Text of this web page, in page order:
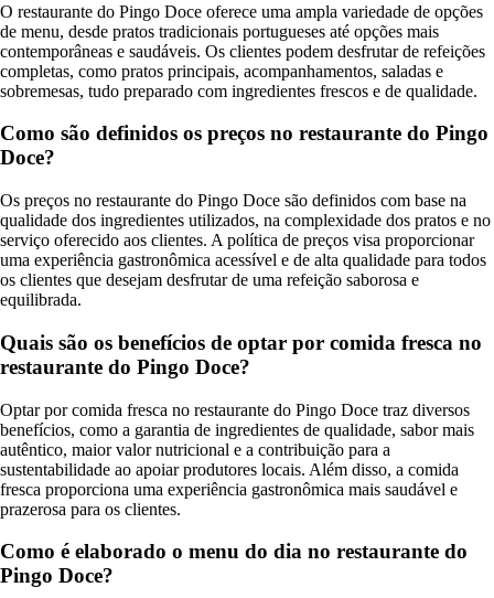
O restaurante do Pingo Doce oferece uma ampla variedade de opções
de menu, desde pratos tradicionais portugueses até opções mais
contemporâneas e saudáveis. Os clientes podem desfrutar de refeições
completas, como pratos principais, acompanhamentos, saladas e
sobremesas, tudo preparado com ingredientes frescos e de qualidade.
Como são definidos os preços no restaurante do Pingo
Doce?
Os preços no restaurante do Pingo Doce são definidos com base na
qualidade dos ingredientes utilizados, na complexidade dos pratos e no
serviço oferecido aos clientes. A política de preços visa proporcionar
uma experiência gastronômica acessível e de alta qualidade para todos
os clientes que desejam desfrutar de uma refeição saborosa e
equilibrada.
Quais são os benefícios de optar por comida fresca no
restaurante do Pingo Doce?
Optar por comida fresca no restaurante do Pingo Doce traz diversos
benefícios, como a garantia de ingredientes de qualidade, sabor mais
autêntico, maior valor nutricional e a contribuição para a
sustentabilidade ao apoiar produtores locais. Além disso, a comida
fresca proporciona uma experiência gastronômica mais saudável e
prazerosa para os clientes.
Como é elaborado o menu do dia no restaurante do
Pingo Doce?